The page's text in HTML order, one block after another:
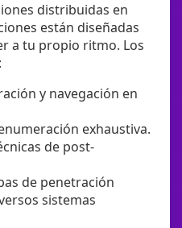
distribuidas en
están diseñadas
a tu propio ritmo. Los
y navegación en
exhaustiva.
de post-
de penetración
sistemas